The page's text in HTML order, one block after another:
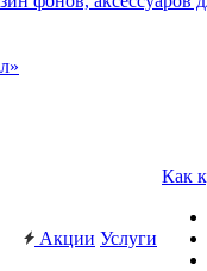
Акции Услуги
Как